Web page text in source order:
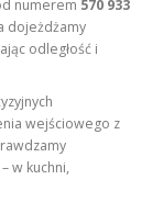
numerem 570 933
dojeżdżamy
odległość i
wejściowego z
w kuchni,